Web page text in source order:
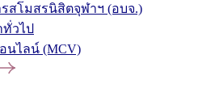
สโมสรนิสิตจุฬาฯ (อบจ.)
วไป
นไลน์ (MCV)